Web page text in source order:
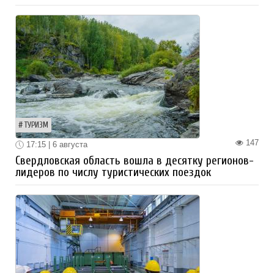
ТУРИЗМ
147
17:15 | 6 августа
Свердловская область вошла в десятку регионов-
лидеров по числу туристических поездок